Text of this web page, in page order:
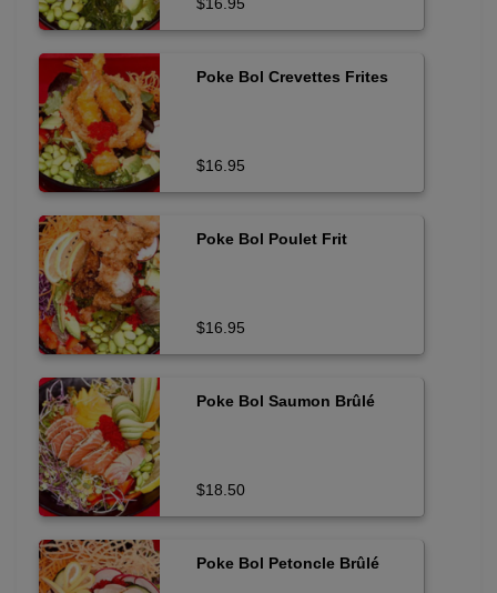
$16.95
Poke Bol Crevettes Frites
$16.95
Poke Bol Poulet Frit
$16.95
Poke Bol Saumon Brûlé
$18.50
Poke Bol Petoncle Brûlé